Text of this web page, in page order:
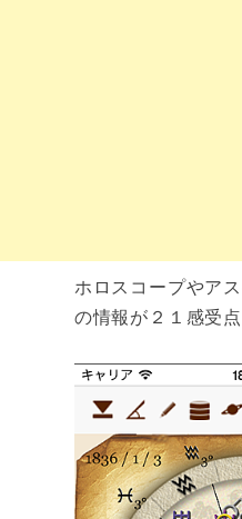
ホロスコープやア
の情報が２１感受